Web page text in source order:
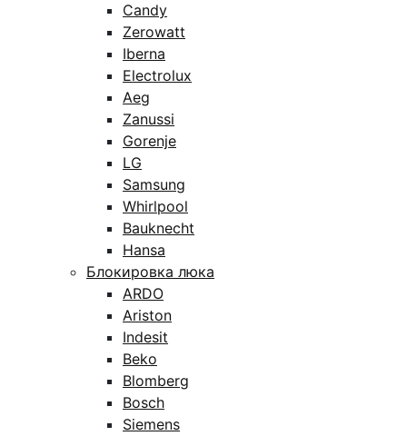
Candy
Zerowatt
Iberna
Electrolux
Aeg
Zanussi
Gorenje
LG
Samsung
Whirlpool
Bauknecht
Hansa
Блокировка люка
ARDO
Ariston
Indesit
Beko
Blomberg
Bosch
Siemens